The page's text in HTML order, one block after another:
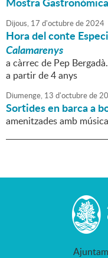
Dijous, 17 d'octubrede2024
Hora del conte
Calamarenys
a càrrec de Pep
a partir de 4 anys
Diumenge, 13 d'octubrede
Sortides en barca a
amenitzades amb